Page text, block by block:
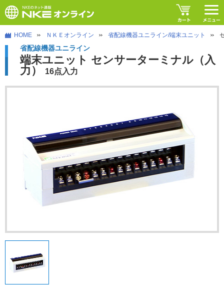
HOME ＮＫＥオンライン 省配線機器ユニライン/端末ユニット
省配線機器ユニライン
端末ユニット センサーターミナル（入
力）
16点入力